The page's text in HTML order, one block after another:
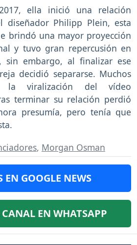
ella inició una relación
diseñador Philipp Plein, esta
brindó una mayor proyección
y tuvo gran repercusión en
sin embargo, al finalizar ese
decidió separarse. Muchos
la viralización del vídeo
terminar su relación perdió
presumía, pero tenía que
, Morgan Osman
EN GOOGLE NEWS
EN WHATSAPP